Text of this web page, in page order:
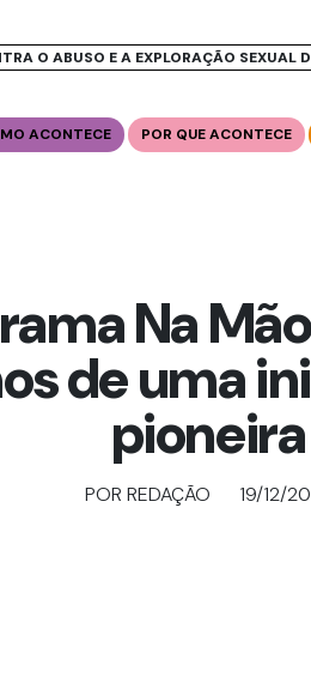
O ABUSO E A EXPLORAÇÃO SEXUAL
ACONTECE POR QUE ACONTECE
Na
de uma
pioneira
POR REDAÇÃO 19/12/